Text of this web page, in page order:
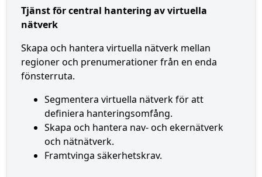
Tjänst för central hantering av virtuella
nätverk
Skapa och hantera virtuella nätverk mellan
regioner och prenumerationer från en enda
fönsterruta.
Segmentera virtuella nätverk för att
definiera hanteringsomfång.
Skapa och hantera nav- och ekernätverk
och nätnätverk.
Framtvinga säkerhetskrav.